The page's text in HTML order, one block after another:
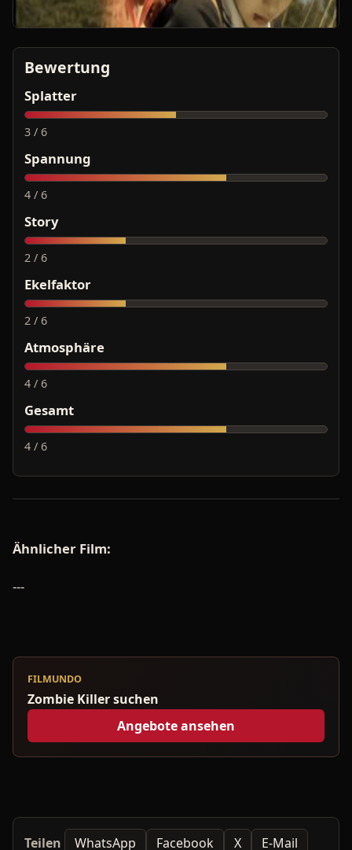
Bewertung
Splatter
3 / 6
Spannung
4 / 6
Story
2 / 6
Ekelfaktor
2 / 6
Atmosphäre
4 / 6
Gesamt
4 / 6
Ähnlicher Film:
---
FILMUNDO
Zombie Killer suchen
Angebote ansehen
Teilen WhatsApp Facebook X E-Mail